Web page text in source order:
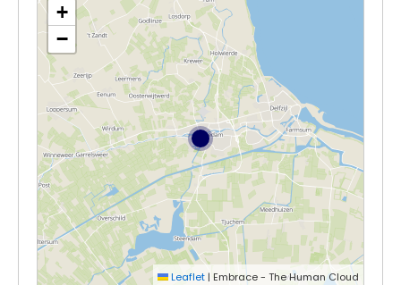
+
−
Leaflet | Embrace - The Human Cloud